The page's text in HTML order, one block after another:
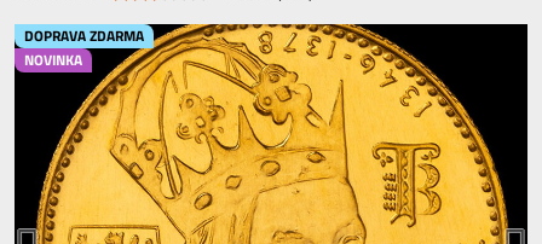
DOPRAVA ZDARMA
NOVINKA